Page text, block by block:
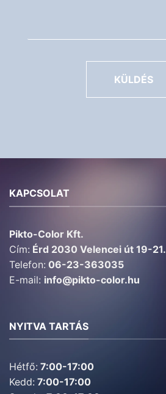
KÜLDÉS
KAPCSOLAT
Pikto-Color Kft.
Cím: Érd 2030 Velencei út 19-21.
Telefon: 06-23-363035
E-mail: info@pikto-color.hu
NYITVA TARTÁS
Hétfő: 7:00-17:00
Kedd: 7:00-17:00